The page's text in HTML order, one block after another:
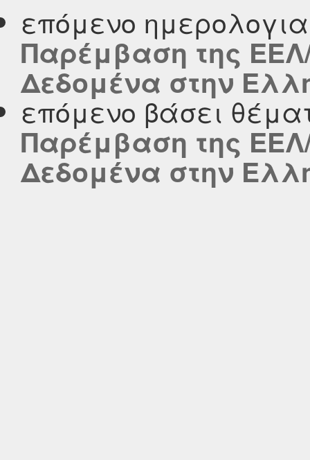
επόμενο
Παρέμβαση της
Δεδομένα στην
επόμενο βάσει
Παρέμβαση της
Δεδομένα στην